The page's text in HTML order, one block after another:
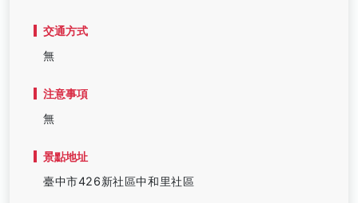
交通方式
無
注意事項
無
景點地址
臺中市426新社區中和里社區